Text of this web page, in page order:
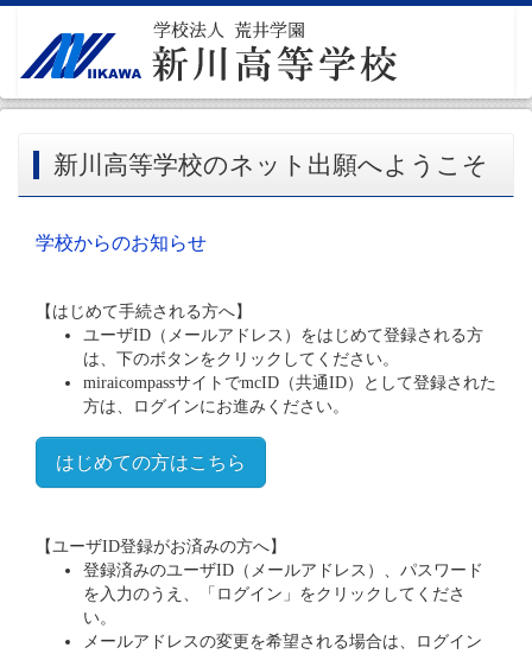
新川高等学校のネット出願へようこそ
学校からのお知らせ
【はじめて手続される方へ】
ユーザID（メールアドレス）をはじめて登録される方
は、下のボタンをクリックしてください。
miraicompassサイトでmcID（共通ID）として登録された
方は、ログインにお進みください。
はじめての方はこちら
【ユーザID登録がお済みの方へ】
登録済みのユーザID（メールアドレス）、パスワード
を入力のうえ、「ログイン」をクリックしてくださ
い。
メールアドレスの変更を希望される場合は、ログイン